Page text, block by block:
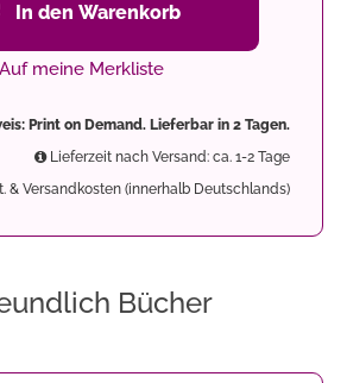
In den Warenkorb
Auf meine Merkliste
Print on Demand. Lieferbar in 2 Tagen.
Lieferzeit nach Versand: ca. 1-2 Tage
& Versandkosten (innerhalb Deutschlands)
Bücher